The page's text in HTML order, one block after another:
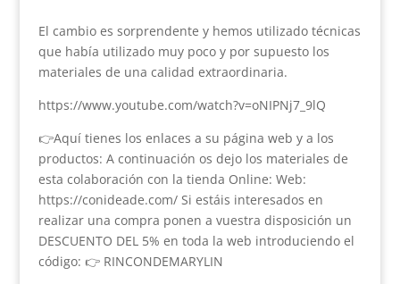
El cambio es sorprendente y hemos utilizado técnicas
que había utilizado muy poco y por supuesto los
materiales de una calidad extraordinaria.
https://www.youtube.com/watch?v=oNIPNj7_9lQ
👉Aquí tienes los enlaces a su página web y a los
productos: A continuación os dejo los materiales de
esta colaboración con la tienda Online: Web:
https://conideade.com/ Si estáis interesados en
realizar una compra ponen a vuestra disposición un
DESCUENTO DEL 5% en toda la web introduciendo el
código: 👉 RINCONDEMARYLIN